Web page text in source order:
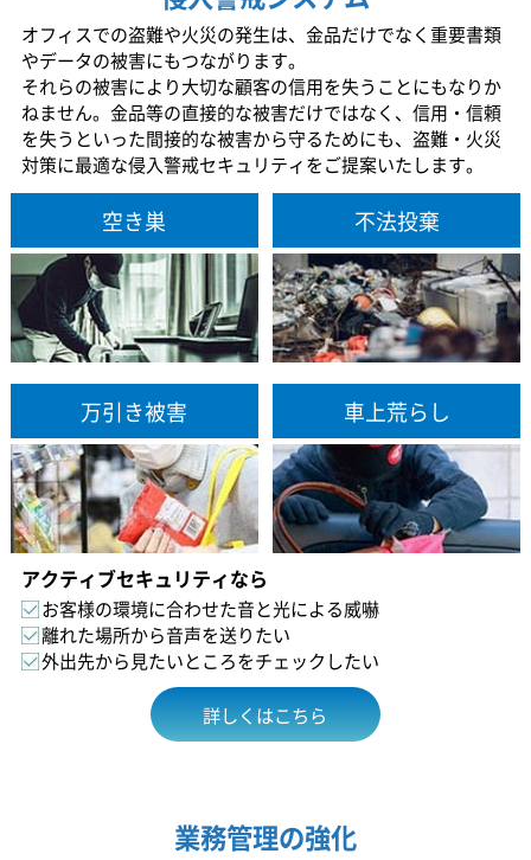
オフィスでの盗難や火災の発生は、金品だけでなく重要書類
やデータの被害にもつながります。
それらの被害により大切な顧客の信用を失うことにもなりか
ねません。金品等の直接的な被害だけではなく、信用・信頼
を失うといった間接的な被害から守るためにも、盗難・火災
対策に最適な侵入警戒セキュリティをご提案いたします。
空き巣 不法投棄
万引き被害 車上荒らし
アクティブセキュリティなら
お客様の環境に合わせた音と光による威嚇
離れた場所から音声を送りたい
外出先から見たいところをチェックしたい
詳しくはこちら
業務管理の強化